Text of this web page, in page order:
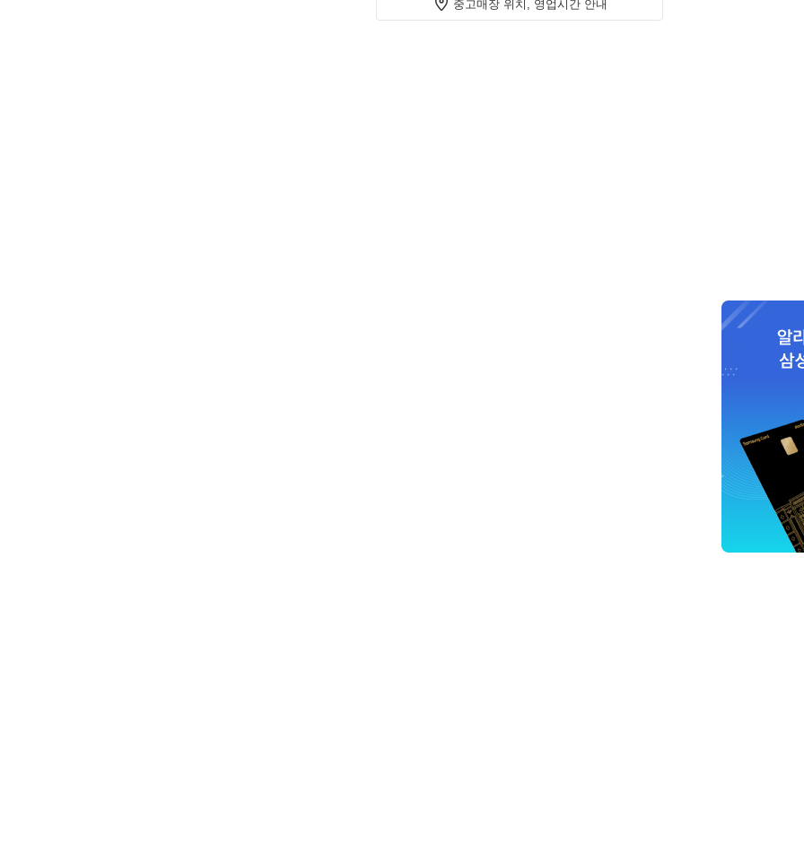
중고매장 위치, 영업시간 안내